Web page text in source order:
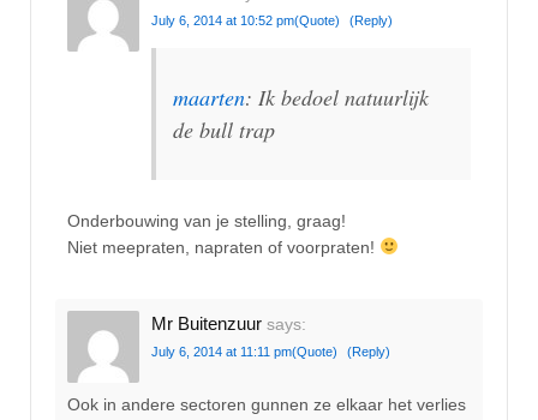
July 6, 2014 at 10:52 pm(Quote) (Reply)
maarten: Ik bedoel natuurlijk
de bull trap
Onderbouwing van je stelling, graag!
Niet meepraten, napraten of voorpraten!
Mr Buitenzuur says:
July 6, 2014 at 11:11 pm(Quote) (Reply)
Ook in andere sectoren gunnen ze elkaar het verlies